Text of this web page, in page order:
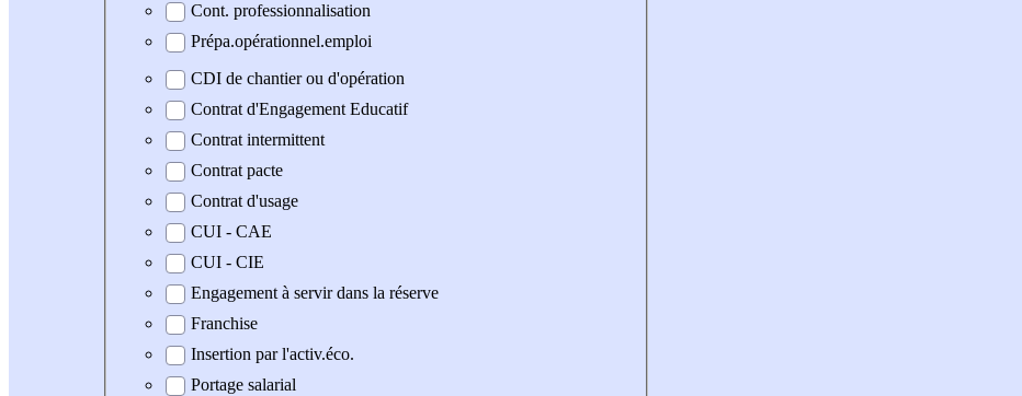
Cont. professionnalisation
Prépa.opérationnel.emploi
CDI de chantier ou d'opération
Contrat d'Engagement Educatif
Contrat intermittent
Contrat pacte
Contrat d'usage
CUI - CAE
CUI - CIE
Engagement à servir dans la réserve
Franchise
Insertion par l'activ.éco.
Portage salarial